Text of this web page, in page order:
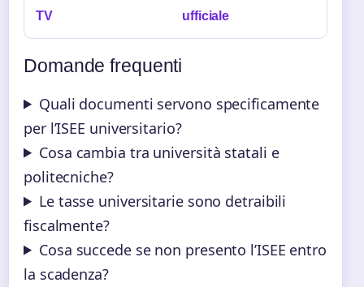
TV
ufficiale
Domande frequenti
Quali documenti servono specificamente
per l’ISEE universitario?
Cosa cambia tra università statali e
politecniche?
Le tasse universitarie sono detraibili
fiscalmente?
Cosa succede se non presento l’ISEE entro
la scadenza?